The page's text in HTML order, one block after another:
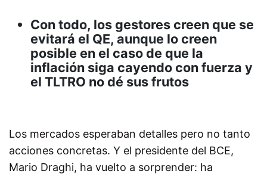
Con todo, los gestores creen que se
evitará el QE, aunque lo creen
posible en el caso de que la
inflación siga cayendo con fuerza y
el TLTRO no dé sus frutos
Los mercados esperaban detalles pero no tanto
acciones concretas. Y el presidente del BCE,
Mario Draghi, ha vuelto a sorprender: ha